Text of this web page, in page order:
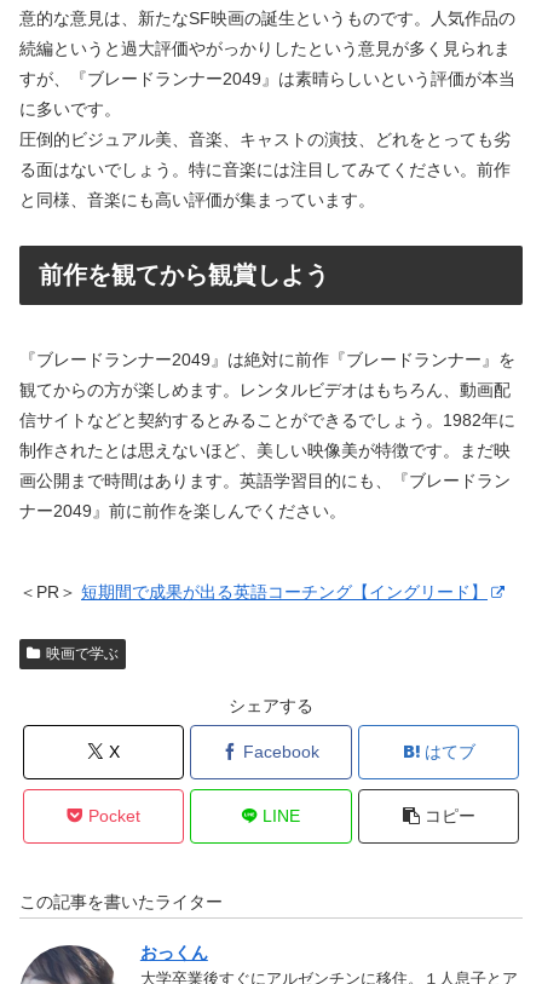
意的な意見は、新たなSF映画の誕生というものです。人気作品の
続編というと過大評価やがっかりしたという意見が多く見られま
すが、『ブレードランナー2049』は素晴らしいという評価が本当
に多いです。
圧倒的ビジュアル美、音楽、キャストの演技、どれをとっても劣
る面はないでしょう。特に音楽には注目してみてください。前作
と同様、音楽にも高い評価が集まっています。
前作を観てから観賞しよう
『ブレードランナー2049』は絶対に前作『ブレードランナー』を
観てからの方が楽しめます。レンタルビデオはもちろん、動画配
信サイトなどと契約するとみることができるでしょう。1982年に
制作されたとは思えないほど、美しい映像美が特徴です。まだ映
画公開まで時間はあります。英語学習目的にも、『ブレードラン
ナー2049』前に前作を楽しんでください。
＜PR＞ 短期間で成果が出る英語コーチング【イングリード】
映画で学ぶ
シェアする
X Facebook はてブ
Pocket LINE コピー
この記事を書いたライター
おっくん
大学卒業後すぐにアルゼンチンに移住。１人息子とア